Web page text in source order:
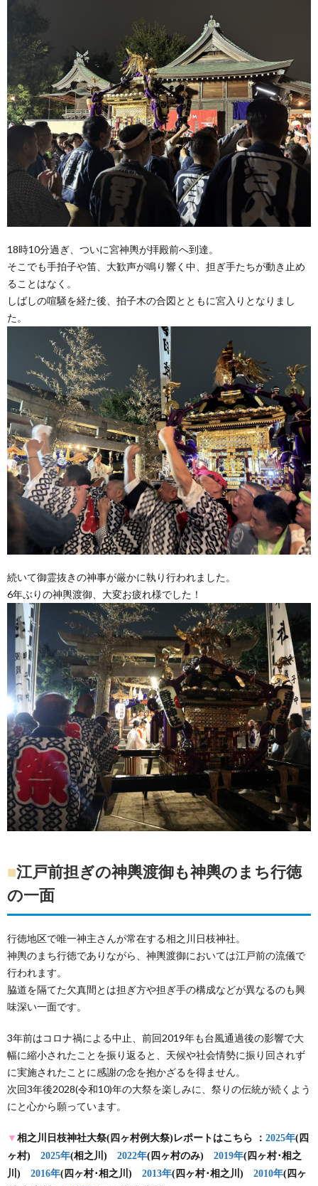
18時10分過ぎ、ついに宮神輿が拝殿前へ到達。
そこでも手拍子や笛、大歓声が鳴り響く中、担ぎ手たちが動き止め
ることはなく。
しばしの喧騒を経た後、拍子木の合図とともに宮入りとなりまし
た。
続いて御霊抜きの神事が厳かに執り行われました。
6年ぶりの神輿渡御、大変お疲れ様でした！
■江戸前担ぎの神輿渡御も神輿のまち行徳
の一面
行徳地区で唯一神主さんが常在する相之川日枝神社。
神輿のまち行徳でありながら、神輿渡御においては江戸前の流儀で
行われます。
脇道を隔てた欠真間とは担ぎ方や担ぎ手の構成などが異なるのも興
味深い一面です。
3年前はコロナ禍による中止、前回2019年も台風通過後の影響で大
幅に縮小されたことを振り返ると、天候や社会情勢に振り回されず
に実施されたことに感謝の念を抱かざるを得ません。
次回3年後2028(令和10)年の大祭を楽しみに、祭りの伝統が続くよう
にと心から願っています。
▼ 相之川日枝神社大祭(四ヶ村例大祭)レポートはこちら ： 2025年(四
ヶ村) 2025年(相之川) 2022年(四ヶ村のみ) 2019年(四ヶ村･相之
川) 2016年(四ヶ村･相之川) 2013年(四ヶ村･相之川) 2010年(四ヶ